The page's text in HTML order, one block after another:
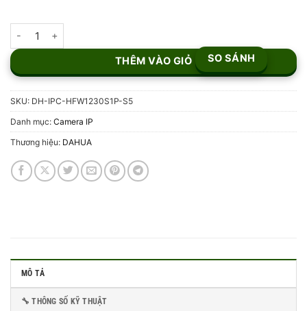
THÊM VÀO GIỎ SO SÁNH
SKU: DH-IPC-HFW1230S1P-S5
Danh mục: Camera IP
Thương hiệu: DAHUA
MÔ TẢ
🔧 THÔNG SỐ KỸ THUẬT